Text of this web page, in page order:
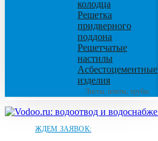
колодца
Решетка
придверного
поддона
Решетчатые
настилы
Асбестоцементные
изделия
Листы, плиты, трубы
ЖДЕМ ЗАЯВОК: